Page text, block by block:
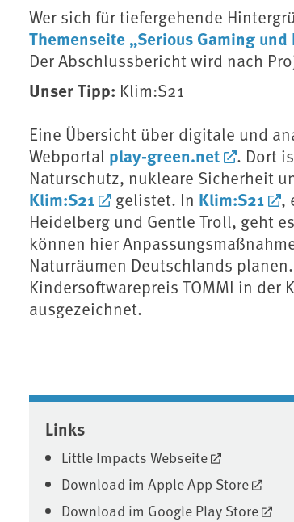
Wer sich für tiefergehende
Themenseite „Serious Gaming
Der Abschlussbericht wird nach
Unser Tipp: Klim:S21
Eine Übersicht über digitale und
Webportal play-green.net
. Dort
Naturschutz, nukleare Sicherheit
Klim:S21 gelistet. In Klim:S21
,
Heidelberg und Gentle Troll, geht
können hier
Naturräumen Deutschlands
Kindersoftwarepreis TOMMI in der
ausgezeichnet.
Associated content
Links
Little Impacts Webseite
Download im Apple App Store
Download im Google Play Store